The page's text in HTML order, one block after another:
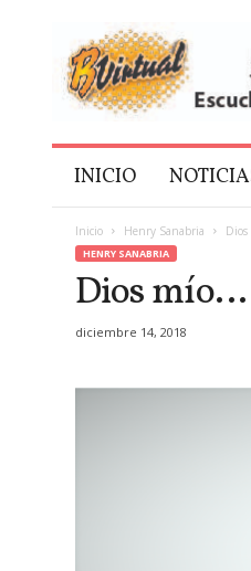
INICIO
Inicio Henry Sanabria
HENRY SANABRIA
Dios mío…
diciembre 14, 2018